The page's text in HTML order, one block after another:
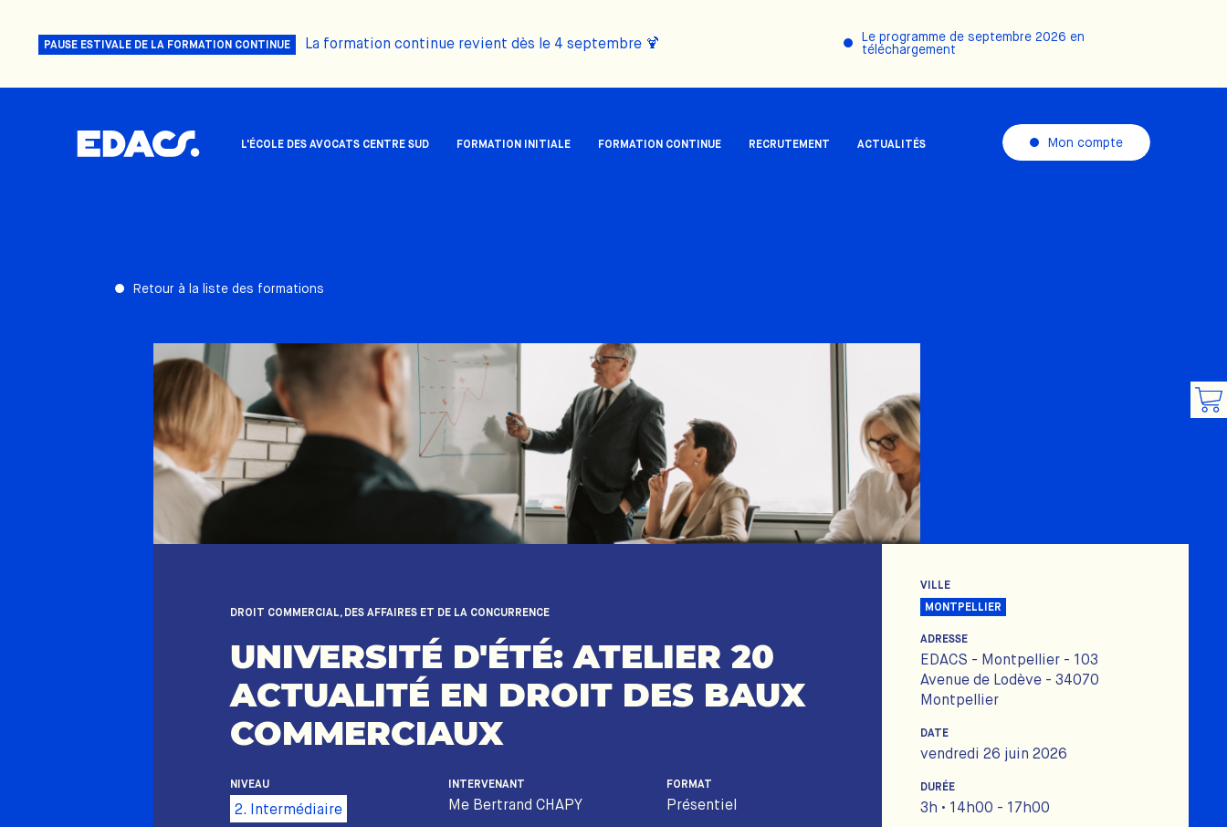
PAUSE ESTIVALE DE LA FORMATION CONTINUE La formation continue revient dès le 4 septembre 🍹
Le programme de septembre 2026 en
téléchargement
L'ÉCOLE DES AVOCATS CENTRE SUD FORMATION INITIALE FORMATION CONTINUE RECRUTEMENT ACTUALITÉS Mon compte
Retour à la liste des formations
DROIT COMMERCIAL, DES AFFAIRES ET DE LA CONCURRENCE
UNIVERSITÉ D'ÉTÉ: ATELIER 20
ACTUALITÉ EN DROIT DES BAUX
COMMERCIAUX
NIVEAU
2. Intermédiaire
INTERVENANT
Me Bertrand CHAPY
FORMAT
Présentiel
VILLE
MONTPELLIER
ADRESSE
EDACS - Montpellier - 103
Avenue de Lodève - 34070
Montpellier
DATE
vendredi 26 juin 2026
DURÉE
3h • 14h00 - 17h00